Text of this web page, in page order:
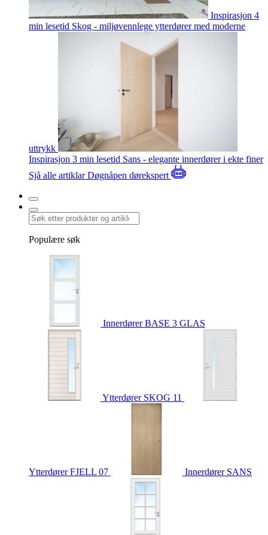
Inspirasjon 4
min lesetid Skog - miljøvennlege ytterdører med moderne
uttrykk
Inspirasjon 3 min lesetid Sans - elegante innerdører i ekte finer
Sjå alle artiklarDøgnåpen dørekspert
Populære søk
InnerdørerBASE 3 GLAS
Ytterdører SKOG 11
YtterdørerFJELL 07 Innerdører SANS